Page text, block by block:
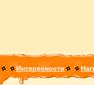
Интересности